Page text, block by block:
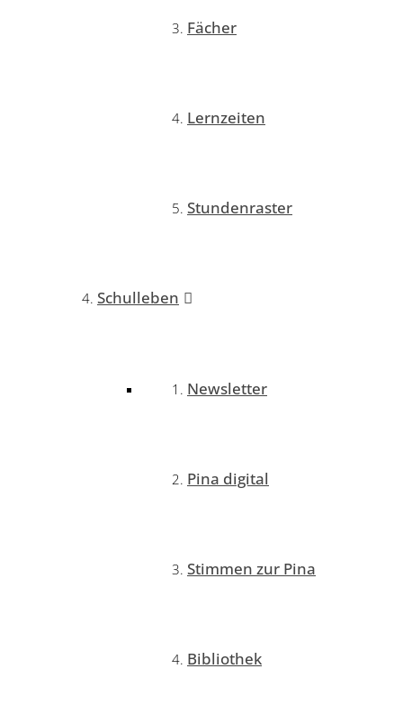
Fächer
Lernzeiten
Stundenraster
Schulleben
Newsletter
Pina digital
Stimmen zur Pina
Bibliothek